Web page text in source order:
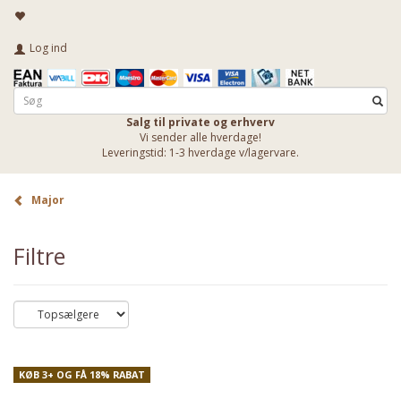
Log ind
Salg til private og erhverv
Vi sender alle hverdage!
Leveringstid: 1-3 hverdage v/lagervare.
Major
Filtre
KØB 3+ OG FÅ 18% RABAT